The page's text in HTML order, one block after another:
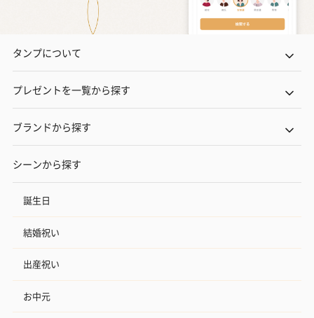
タンプについて
プレゼントを一覧から探す
ブランドから探す
シーンから探す
誕生日
結婚祝い
出産祝い
お中元